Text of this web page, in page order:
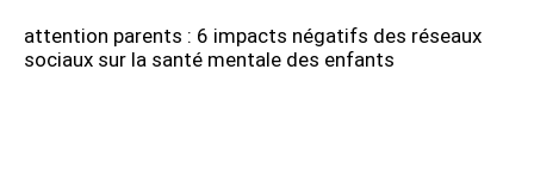
attention parents : 6 impacts négatifs des réseaux
sociaux sur la santé mentale des enfants